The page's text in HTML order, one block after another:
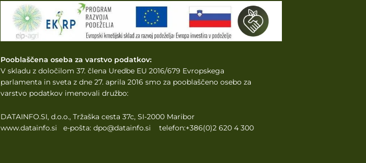
Pooblaščena oseba za varstvo podatkov:
V skladu z določilom 37. člena Uredbe EU 2016/679 Evropskega
parlamenta in sveta z dne 27. aprila 2016 smo za pooblaščeno osebo za
varstvo podatkov imenovali družbo:
DATAINFO.SI, d.o.o., Tržaška cesta 37c, SI-2000 Maribor
www.datainfo.si e-pošta: dpo@datainfo.si telefon:+386(0)2 620 4 300